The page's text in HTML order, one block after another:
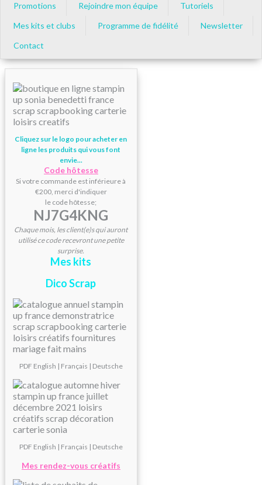
Promotions
Rejoindre mon équipe
Tutoriels
Mes kits et clubs
Programme de fidélité
Newsletter
Contact
Cliquez sur le logo pour acheter en
ligne les produits qui vous font
envie...
Code hôtesse
Si votre commande est inférieure à
€200, merci d'indiquer
le code hôtesse;
NJ7G4KNG
Chaque mois, les client(e)s qui auront
utilisé ce code recevront une petite
surprise.
Mes kits
Dico Scrap
PDF English | Français | Deutsche
PDF English | Français | Deutsche
Mes rendez-vous créatifs